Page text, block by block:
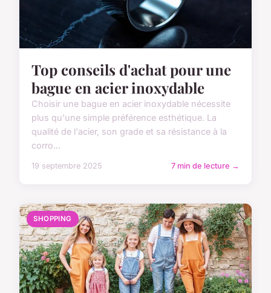
Top conseils d'achat pour une
bague en acier inoxydable
Choisir une bague en acier inoxydable nécessite
plus qu'une simple préférence esthétique. La
qualité de l'acier, son grade et sa résistance à la
corro...
19 septembre 2025 7 min de lecture →
SHOPPING